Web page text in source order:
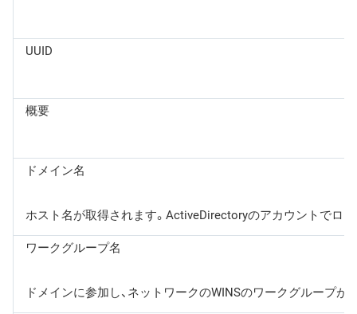
UUID
概要
ドメイン名
ホスト名が取得されます。ActiveDirectoryのアカウントでロ
ワークグループ名
ドメインに参加し、ネットワークのWINSのワークグループ